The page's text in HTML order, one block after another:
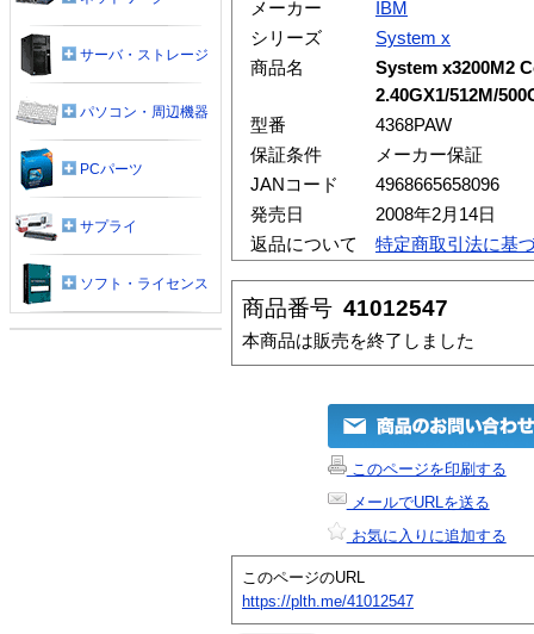
メーカー
IBM
シリーズ
System x
商品名
System x3200M2
2.40GX1/512M/
型番
4368PAW
保証条件
メーカー保証
JANコード
4968665658096
発売日
2008年2月14日
返品について
特定商取引法に基
商品番号 41012547
本商品は販売を終了しました
このページを印刷する
メールでURLを送る
お気に入りに追加する
このページのURL
https://plth.me/41012547
サーバ・ストレージ
パソコン・周辺機器
PCパーツ
サプライ
ソフト・ライセンス